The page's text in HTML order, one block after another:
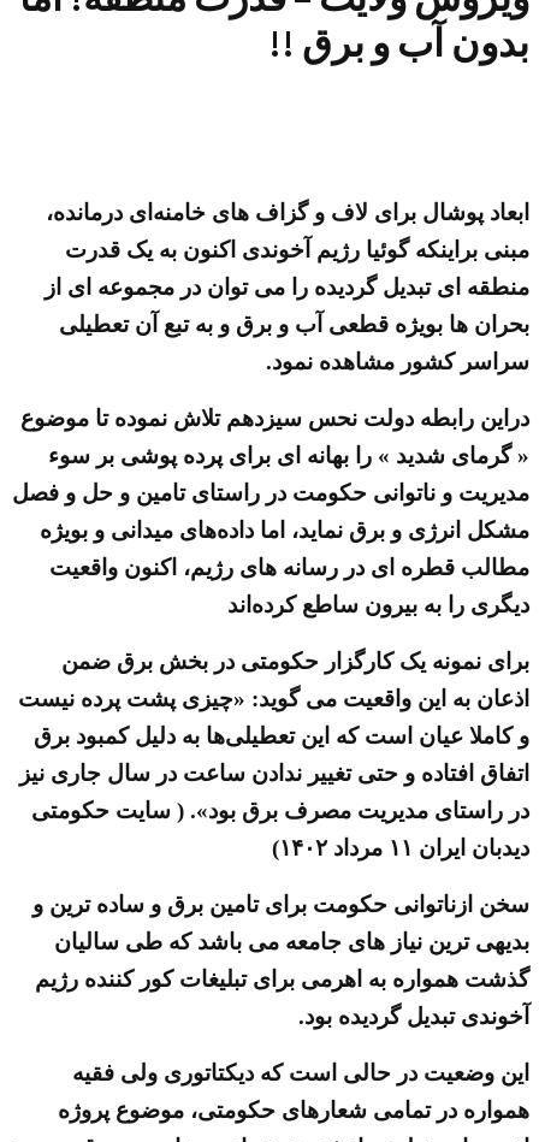
بدون آب و برق !!
ابعاد پوشال برای لاف و گزاف های خامنه‌ای درمانده،
مبنی براینکه گوئیا رژیم آخوندی اکنون به یک قدرت
منطقه ای تبدیل گردیده را می توان در مجموعه ای از
بحران ها بویژه قطعی آب و برق و به تبع آن تعطیلی
سراسر کشور مشاهده نمود.
دراین رابطه دولت نحس سیزدهم تلاش نموده تا موضوع
« گرمای شدید » را بهانه ای برای پرده پوشی بر سوء
مدیریت و ناتوانی حکومت در راستای تامین و حل و فصل
مشکل انرژی و برق نماید، اما داده‌های میدانی و بویژه
مطالب قطره ای در رسانه های رژیم، اکنون واقعیت
دیگری را به بیرون ساطع کرده‌اند
برای نمونه یک کارگزار حکومتی در بخش برق ضمن
اذعان به این واقعیت می گوید: «چیزی پشت پرده نیست
و کاملا عیان است که این تعطیلی‌ها به دلیل کمبود برق
اتفاق افتاده‌ و حتی تغییر ندادن ساعت در سال جاری نیز
در راستای مدیریت مصرف برق بود». ( سایت حکومتی
دیدبان ایران ۱۱ مرداد ۱۴۰۲)
سخن ازناتوانی حکومت برای تامین برق و ساده ترین و
بدیهی ترین نیاز های جامعه می باشد که طی سالیان
گذشت همواره به اهرمی برای تبلیغات کور کننده رژیم
آخوندی تبدیل گردیده بود.
این وضعیت در حالی است که دیکتاتوری ولی فقیه
همواره در تمامی شعارهای حکومتی، موضوع پروژه